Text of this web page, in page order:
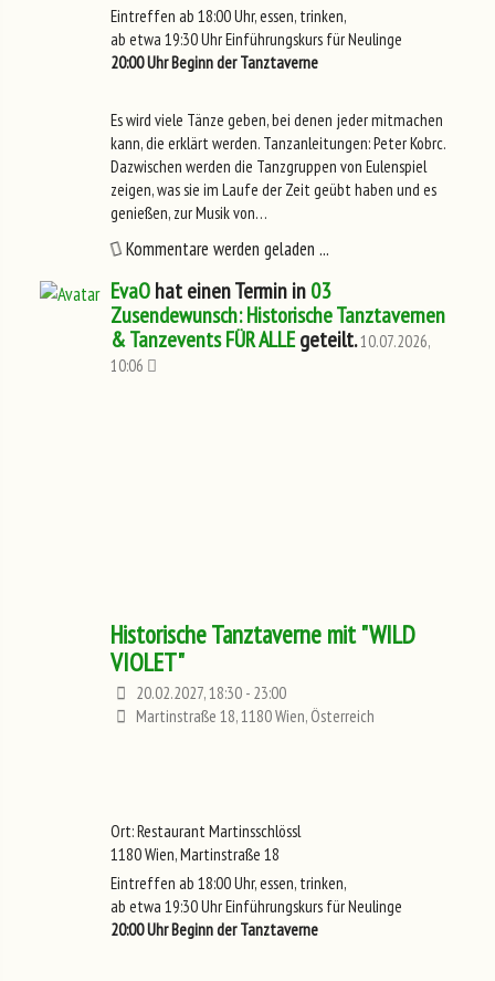
Eintreffen ab 18:00 Uhr, essen, trinken,
ab etwa 19:30 Uhr Einführungskurs für Neulinge
20:00 Uhr Beginn der Tanztaverne
Es wird viele Tänze geben, bei denen jeder mitmachen
kann, die erklärt werden. Tanzanleitungen: Peter Kobrc.
Dazwischen werden die Tanzgruppen von Eulenspiel
zeigen, was sie im Laufe der Zeit geübt haben und es
genießen, zur Musik von…
Kommentare werden geladen ...
EvaOhat einen Termin in03
Zusendewunsch: Historische Tanztavernen
& Tanzevents FÜR ALLEgeteilt.10.07.2026,
10:06
Historische Tanztaverne mit "WILD
VIOLET"
20.02.2027, 18:30 - 23:00
Martinstraße 18, 1180 Wien, Österreich
Ort: Restaurant Martinsschlössl
1180 Wien, Martinstraße 18
Eintreffen ab 18:00 Uhr, essen, trinken,
ab etwa 19:30 Uhr Einführungskurs für Neulinge
20:00 Uhr Beginn der Tanztaverne